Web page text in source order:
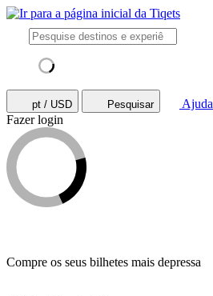
pt / USD Pesquisar
Ajuda
Fazer login
Compre os seus bilhetes mais depressa